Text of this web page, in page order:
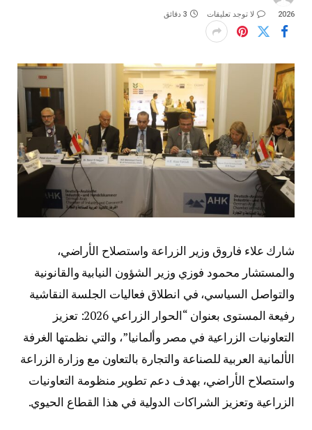
2026 لا توجد تعليقات 3 دقائق
شارك علاء فاروق وزير الزراعة واستصلاح الأراضي،
والمستشار محمود فوزي وزير الشؤون النيابية والقانونية
والتواصل السياسي، في انطلاق فعاليات الجلسة النقاشية
رفيعة المستوى بعنوان “الحوار الزراعي 2026: تعزيز
التعاونيات الزراعية في مصر وألمانيا”، والتي نظمتها الغرفة
الألمانية العربية للصناعة والتجارة بالتعاون مع وزارة الزراعة
واستصلاح الأراضي، بهدف دعم تطوير منظومة التعاونيات
الزراعية وتعزيز الشراكات الدولية في هذا القطاع الحيوي.